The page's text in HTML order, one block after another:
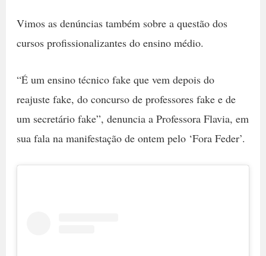
Vimos as denúncias também sobre a questão dos
cursos profissionalizantes do ensino médio.
“É um ensino técnico fake que vem depois do
reajuste fake, do concurso de professores fake e de
um secretário fake”, denuncia a Professora Flavia, em
sua fala na manifestação de ontem pelo ‘Fora Feder’.